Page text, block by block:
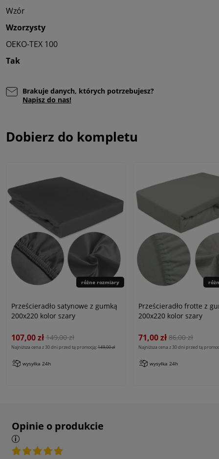
Wzór
Wzorzysty
OEKO-TEX 100
Tak
Brakuje danych, których potrzebujesz?
Napisz do nas!
Dobierz do kompletu
różne rozmiary
Prześcieradło satynowe z gumką
200x220 kolor szary
107,00 zł 149,00 zł
Najniższa cena z 30 dni przed tą promocją:149,00 zł
wysyłka 24h
Prześcieradło frotte z
200x220 kolor szary
71,00 zł 86,00 zł
Najniższa cena z 30 dni przed tą
wysyłka 24h
Opinie o produkcie